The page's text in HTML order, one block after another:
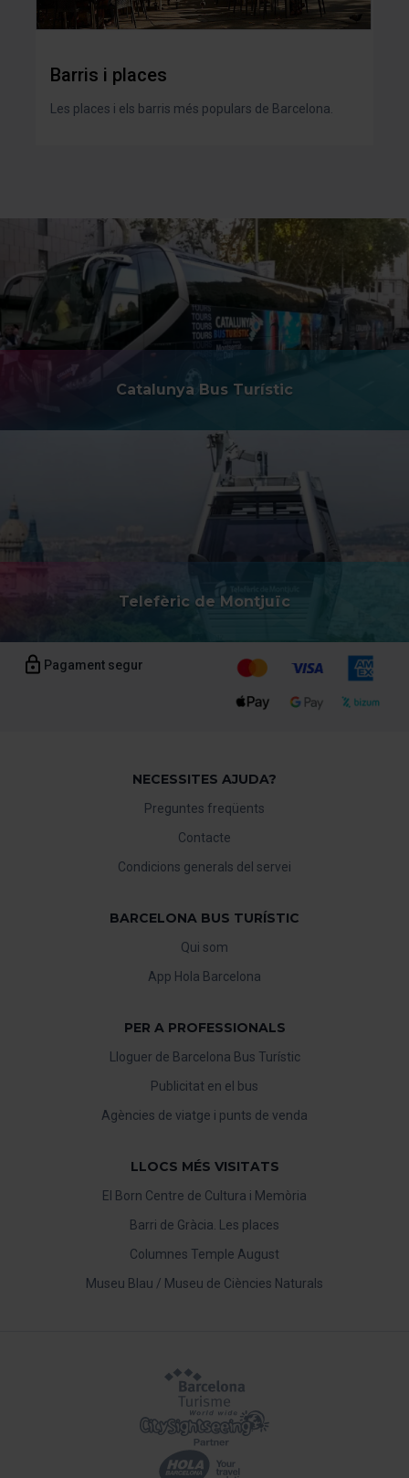
Barris i places
Les places i els barris més populars de Barcelona.
Catalunya Bus Turístic
Telefèric de Montjuïc
Pagament segur
NECESSITES AJUDA?
Preguntes freqüents
Contacte
Condicions generals del servei
BARCELONA BUS TURÍSTIC
Qui som
App Hola Barcelona
PER A PROFESSIONALS
Lloguer de Barcelona Bus Turístic
Publicitat en el bus
Agències de viatge i punts de venda
LLOCS MÉS VISITATS
El Born Centre de Cultura i Memòria
Barri de Gràcia. Les places
Columnes Temple August
Museu Blau / Museu de Ciències Naturals